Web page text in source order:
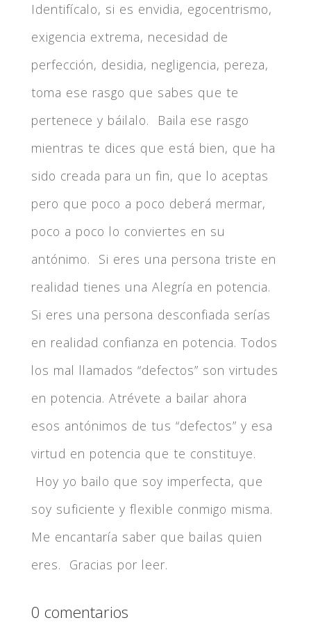
Identifícalo, si es envidia, egocentrismo,
exigencia extrema, necesidad de
perfección, desidia, negligencia, pereza,
toma ese rasgo que sabes que te
pertenece y báilalo. Baila ese rasgo
mientras te dices que está bien, que ha
sido creada para un fin, que lo aceptas
pero que poco a poco deberá mermar,
poco a poco lo conviertes en su
antónimo. Si eres una persona triste en
realidad tienes una Alegría en potencia.
Si eres una persona desconfiada serías
en realidad confianza en potencia. Todos
los mal llamados “defectos” son virtudes
en potencia. Atrévete a bailar ahora
esos antónimos de tus “defectos” y esa
virtud en potencia que te constituye.
Hoy yo bailo que soy imperfecta, que
soy suficiente y flexible conmigo misma.
Me encantaría saber que bailas quien
eres. Gracias por leer.
0 comentarios